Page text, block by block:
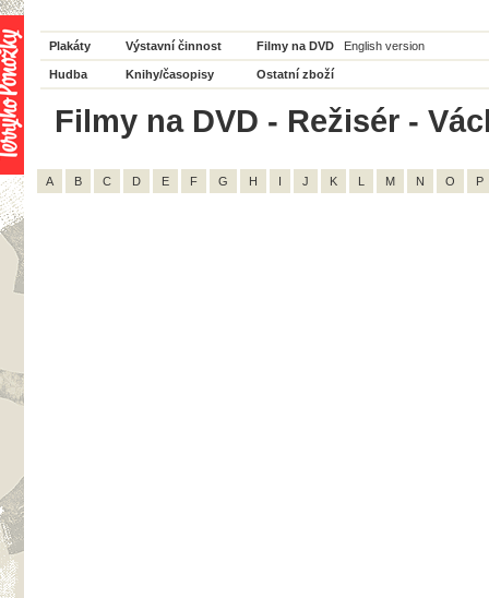
Plakáty Výstavní činnost Filmy na DVD English version
Hudba Knihy/časopisy Ostatní zboží
Filmy na DVD - Režisér -
A B C D E F G H I J K L M N O P